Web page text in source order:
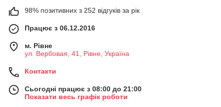
98% позитивних з 252 відгуків за рік
Працює з 06.12.2016
м. Рівне
ул. Вербовая, 41, Рівне, Україна
Контакти
Сьогодні працює з 08:00 до 21:00
Показати весь графік роботи